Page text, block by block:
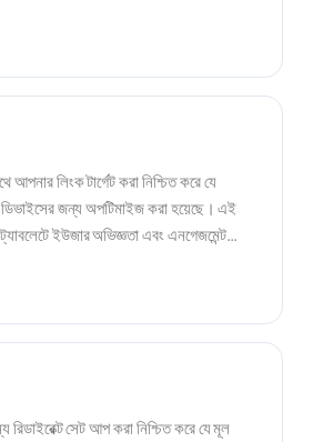
এবং আপনার মার্কেটিং প্রচেষ্টা থেকে
আপনার লিংক টার্গেট করা নিশ্চিত করে যে
ডিভাইসের জন্য অপটিমাইজ করা হয়েছে। এই
ট্যাবলেটে ইউজার অভিজ্ঞতা এবং এনগেজমেন্ট
কাস্টমাইজ করা কন্টেন্ট সরবরাহ করতে পারেন,
রিডাইরেক্ট সেট আপ করা নিশ্চিত করে যে মূল